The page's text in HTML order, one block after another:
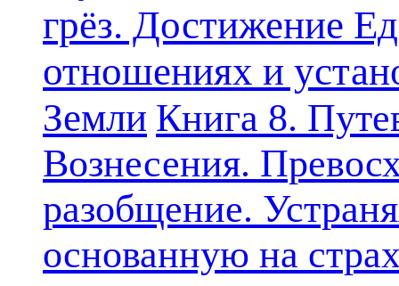
грёз. Достижение
отношениях и
Земли Книга 8.
Вознесения.
разобщение.
основанную на